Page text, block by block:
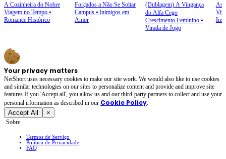
A Cozinheira do Nobre
Viagem no Tempo ⦁
Romance Histórico
Forçados a Não Se Soltar
Campus⦁ Inimigos em
Amor
(Dublagem) A Vingança
do Alfa Cego
Crescimento Feminino⦁
Virada de Jogo
Your privacy matters
NetShort uses necessary cookies to make our site work. We would also like to use cookies
and similar technologies on our sites to personalize content and provide and improve site
features.If you 'Accept all', you allow us and our third-party partners to collect and use your
personal irformation as described in our Cookie Policy.
Accept All ×
Sobre
Termos de Serviço
Política de Privacidade
FAQ